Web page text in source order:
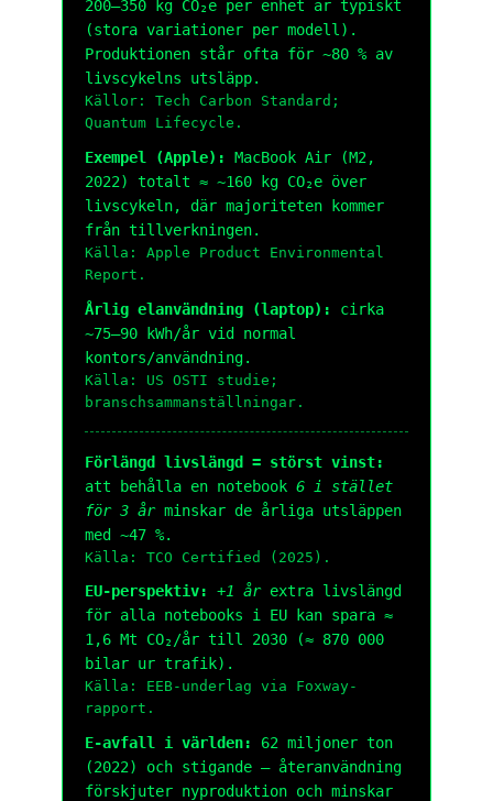
200–350 kg CO₂e per enhet är typiskt
(stora variationer per modell).
Produktionen står ofta för ~80 % av
livscykelns utsläpp.
Källor: Tech Carbon Standard;
Quantum Lifecycle.
Exempel (Apple):
MacBook Air (M2,
2022) totalt ≈ ~160 kg CO₂e över
livscykeln, där majoriteten kommer
från tillverkningen.
Källa: Apple Product Environmental
Report.
Årlig elanvändning (laptop):
cirka
~75–90 kWh/år vid normal
kontors/användning.
Källa: US OSTI studie;
branschsammanställningar.
Förlängd livslängd = störst vinst:
att behålla en notebook 6 i stället
för 3 årminskar de årliga utsläppen
med ~47 %.
Källa: TCO Certified (2025).
EU-perspektiv: +1 årextra livslängd
för alla notebooks i EU kan spara ≈
1,6 Mt CO₂/år till 2030 (≈ 870 000
bilar ur trafik).
Källa: EEB-underlag via Foxway-
rapport.
E-avfall i världen:
62 miljoner ton
(2022) och stigande – återanvändning
förskjuter nyproduktion och minskar